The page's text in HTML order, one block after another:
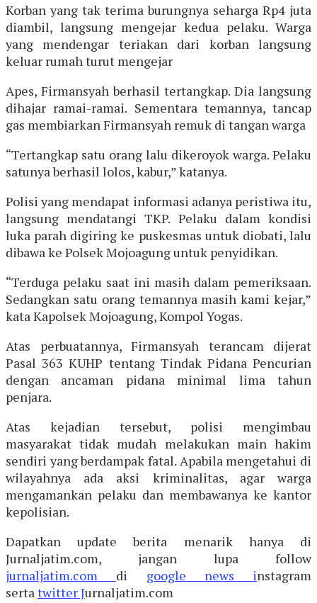
Korban yang tak terima burungnya seharga Rp4 juta
diambil, langsung mengejar kedua pelaku. Warga
yang mendengar teriakan dari korban langsung
keluar rumah turut mengejar
Apes, Firmansyah berhasil tertangkap. Dia langsung
dihajar ramai-ramai. Sementara temannya, tancap
gas membiarkan Firmansyah remuk di tangan warga
“Tertangkap satu orang lalu dikeroyok warga. Pelaku
satunya berhasil lolos, kabur,” katanya.
Polisi yang mendapat informasi adanya peristiwa itu,
langsung mendatangi TKP. Pelaku dalam kondisi
luka parah digiring ke puskesmas untuk diobati, lalu
dibawa ke Polsek Mojoagung untuk penyidikan.
“Terduga pelaku saat ini masih dalam pemeriksaan.
Sedangkan satu orang temannya masih kami kejar,”
kata Kapolsek Mojoagung, Kompol Yogas.
Atas perbuatannya, Firmansyah terancam dijerat
Pasal 363 KUHP tentang Tindak Pidana Pencurian
dengan ancaman pidana minimal lima tahun
penjara.
Atas kejadian tersebut, polisi mengimbau
masyarakat tidak mudah melakukan main hakim
sendiri yang berdampak fatal. Apabila mengetahui di
wilayahnya ada aksi kriminalitas, agar warga
mengamankan pelaku dan membawanya ke kantor
kepolisian.
Dapatkan update berita menarik hanya di
Jurnaljatim.com, jangan lupa follow
jurnaljatim.com di google news instagram
serta twitter Jurnaljatim.com